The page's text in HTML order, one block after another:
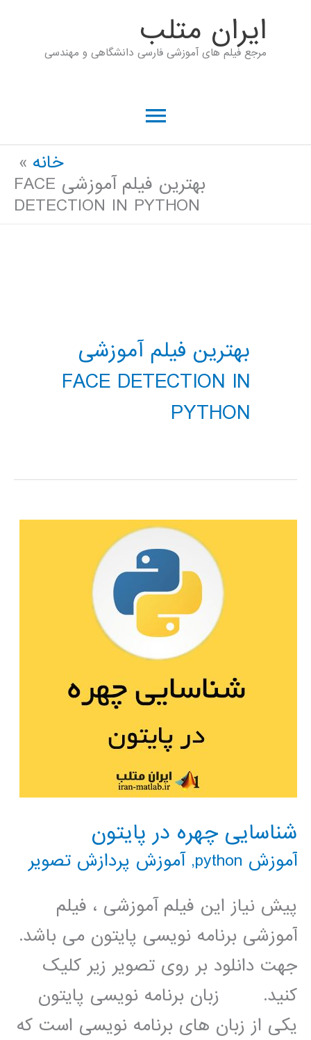
ايران متلب
مرجع فیلم های آموزشی فارسی دانشگاهی و مهندسی
فهرست
خانه
بهترین فیلم آموزشی FACE
DETECTION IN PYTHON
بهترین فیلم آموزشی
FACE DETECTION IN
PYTHON
شناسایی چهره در پایتون
آموزش python ,آموزش پردازش تصویر
پیش نیاز این فیلم آموزشی ، فیلم
آموزشی برنامه نویسی پایتون می باشد.
جهت دانلود بر روی تصویر زیر کلیک
کنید. زبان برنامه نویسی پایتون
یکی از زبان های برنامه نویسی است که